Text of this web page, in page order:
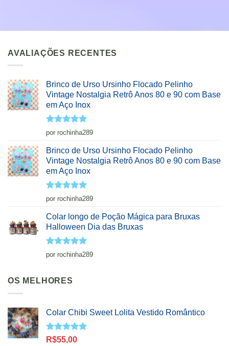
AVALIAÇÕES RECENTES
Brinco de Urso Ursinho Flocado Pelinho
Vintage Nostalgia Retrô Anos 80 e 90 com Base
em Aço Inox
Avaliação5
de 5
por rochinha289
Brinco de Urso Ursinho Flocado Pelinho
Vintage Nostalgia Retrô Anos 80 e 90 com Base
em Aço Inox
Avaliação5
de 5
por rochinha289
Colar longo de Poção Mágica para Bruxas
Halloween Dia das Bruxas
Avaliação5
de 5
por rochinha289
OS MELHORES
Colar Chibi Sweet Lolita Vestido Romântico
Avaliação
R$55,00